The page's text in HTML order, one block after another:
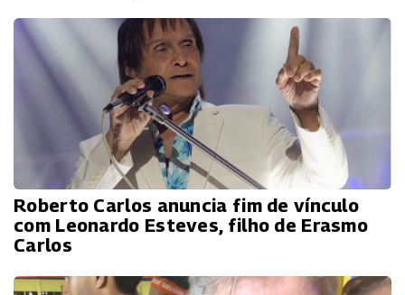
Roberto Carlos anuncia fim de vínculo
com Leonardo Esteves, filho de Erasmo
Carlos